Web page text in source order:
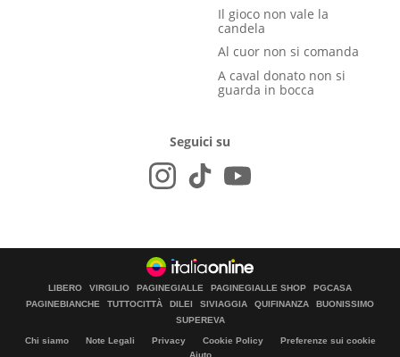
Il gioco non vale la
candela
Al cuor non si comanda
A caval donato non si
guarda in bocca
Seguici su
LIBERO VIRGILIO PAGINEGIALLE PAGINEGIALLE SHOP
PGCASA
PAGINEBIANCHE
TUTTOCITTÀ DILEI SIVIAGGIA QUIFINANZA
BUONISSIMO
SUPEREVA
Chi siamo Note Legali Privacy Cookie Policy
Preferenze sui cookie